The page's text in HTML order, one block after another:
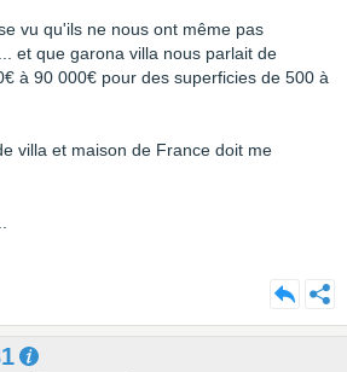
vu qu'ils ne nous ont même pas
et que garona villa nous parlait de
à 90 000€ pour des superficies de 500 à
villa et maison de France doit me